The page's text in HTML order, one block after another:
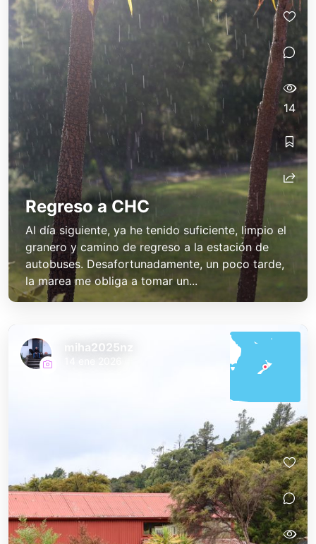
Regreso a CHC
Al día siguiente, ya he tenido suficiente, limpio el
granero y camino de regreso a la estación de
autobuses. Desafortunadamente, un poco tarde,
la marea me obliga a tomar un...
14
miha2025nz
14 ene 2026